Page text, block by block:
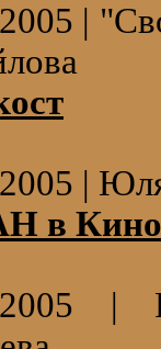
|
|
в
|